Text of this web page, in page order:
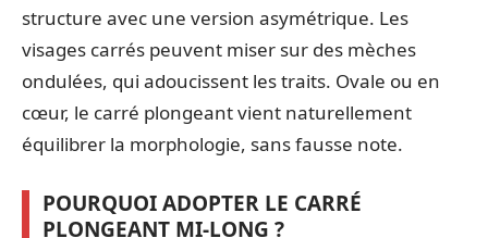
structure avec une version asymétrique. Les
visages carrés peuvent miser sur des mèches
ondulées, qui adoucissent les traits. Ovale ou en
cœur, le carré plongeant vient naturellement
équilibrer la morphologie, sans fausse note.
POURQUOI ADOPTER LE CARRÉ
PLONGEANT MI-LONG ?